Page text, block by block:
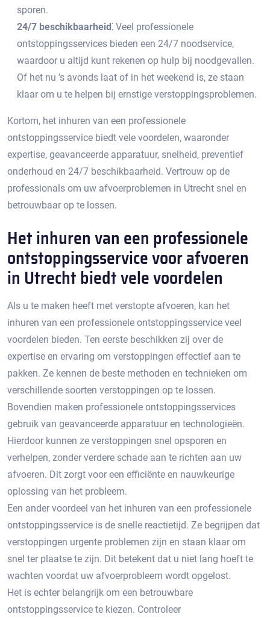
sporen.​
24/7 beschikbaarheid⁚ Veel professionele
ontstoppingsservices bieden een 24/7 noodservice,
waardoor u altijd kunt rekenen op hulp bij noodgevallen.​
Of het nu 's avonds laat of in het weekend is, ze staan
klaar om u te helpen bij ernstige verstoppingsproblemen.​
Kortom, het inhuren van een professionele
ontstoppingsservice biedt vele voordelen, waaronder
expertise, geavanceerde apparatuur, snelheid, preventief
onderhoud en 24/7 beschikbaarheid.​ Vertrouw op de
professionals om uw afvoerproblemen in Utrecht snel en
betrouwbaar op te lossen.
Het inhuren van een professionele
ontstoppingsservice voor afvoeren
in Utrecht biedt vele voordelen
Als u te maken heeft met verstopte afvoeren, kan het
inhuren van een professionele ontstoppingsservice veel
voordelen bieden. Ten eerste beschikken zij over de
expertise en ervaring om verstoppingen effectief aan te
pakken.​ Ze kennen de beste methoden en technieken om
verschillende soorten verstoppingen op te lossen.​
Bovendien maken professionele ontstoppingsservices
gebruik van geavanceerde apparatuur en technologieën.
Hierdoor kunnen ze verstoppingen snel opsporen en
verhelpen, zonder verdere schade aan te richten aan uw
afvoeren. Dit zorgt voor een efficiënte en nauwkeurige
oplossing van het probleem.​
Een ander voordeel van het inhuren van een professionele
ontstoppingsservice is de snelle reactietijd.​ Ze begrijpen dat
verstoppingen urgente problemen zijn en staan klaar om
snel ter plaatse te zijn.​ Dit betekent dat u niet lang hoeft te
wachten voordat uw afvoerprobleem wordt opgelost.​
Het is echter belangrijk om een betrouwbare
ontstoppingsservice te kiezen.​ Controleer